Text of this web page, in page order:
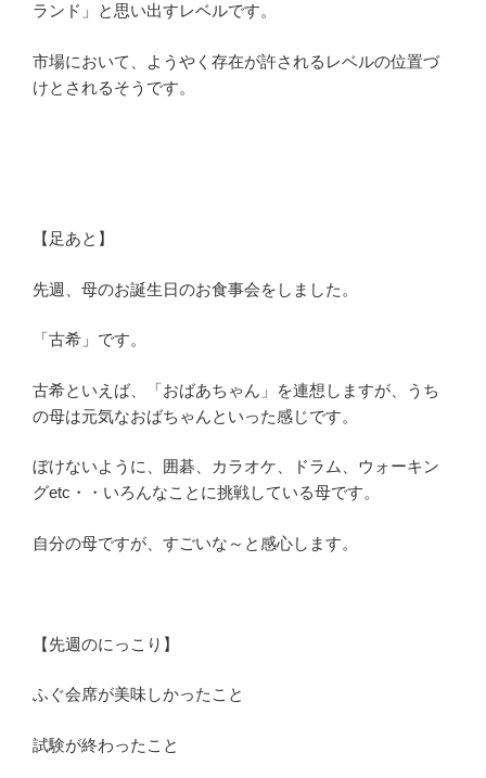
ランド」と思い出すレベルです。
市場において、ようやく存在が許されるレベルの位置づ
けとされるそうです。
【足あと】
先週、母のお誕生日のお食事会をしました。
「古希」です。
古希といえば、「おばあちゃん」を連想しますが、うち
の母は元気なおばちゃんといった感じです。
ぼけないように、囲碁、カラオケ、ドラム、ウォーキン
グetc・・いろんなことに挑戦している母です。
自分の母ですが、すごいな～と感心します。
【先週のにっこり】
ふぐ会席が美味しかったこと
試験が終わったこと